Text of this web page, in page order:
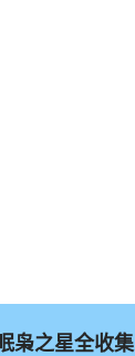
枭之星全收集